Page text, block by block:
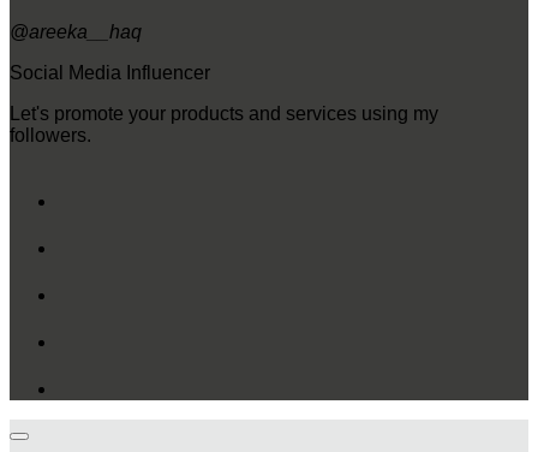
@areeka__haq
Social Media Influencer
Let's promote your products and services using my
followers.